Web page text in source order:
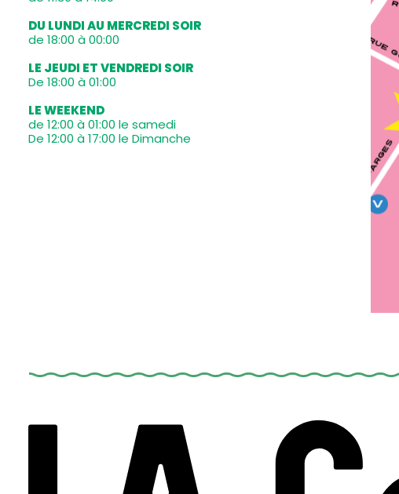
DU LUNDI AU MERCREDI SOIR
de 18:00 à 00:00
LE JEUDI ET VENDREDI SOIR
De 18:00 à 01:00
LE WEEKEND
de 12:00 à 01:00 le samedi
De 12:00 à 17:00 le Dimanche